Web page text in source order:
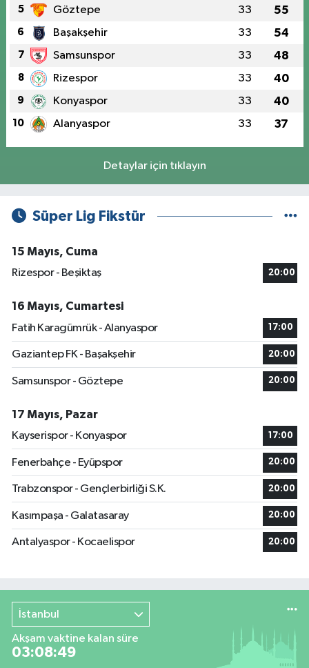
5 Göztepe 33 55
6 Başakşehir 33 54
7 Samsunspor 33 48
8 Rizespor 33 40
9 Konyaspor 33 40
10 Alanyaspor 33 37
Detaylar için tıklayın
Süper Lig Fikstür
15 Mayıs, Cuma
Rizespor - Beşiktaş
20:00
16 Mayıs, Cumartesi
Fatih Karagümrük - Alanyaspor
17:00
Gaziantep FK - Başakşehir 20:00
Samsunspor - Göztepe 20:00
17 Mayıs, Pazar
Kayserispor - Konyaspor
17:00
Fenerbahçe - Eyüpspor 20:00
Trabzonspor - Gençlerbirliği S.K. 20:00
Kasımpaşa - Galatasaray 20:00
Antalyaspor - Kocaelispor 20:00
İstanbul
Akşam vaktine kalan süre
03:08:48